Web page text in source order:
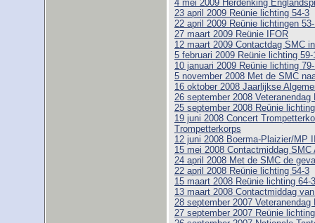
4 mei 2009 Herdenking
23 april 2009 Reünie lichting 54-3
22 april 2009 Reünie lichtingen
27 maart 2009 Reünie IFOR
12 maart 2009 Contactdag SMC
5 februari 2009 Reünie lichting
10 januari 2009 Reünie lichting
5 november 2008 Met de SMC
16 oktober 2008 Jaarlijkse
26 september 2008
25 september 2008 Reünie
19 juni 2008 Concert
Trompetterkorps
12 juni 2008 Boerma-Plaizier/MP
15 mei 2008 Contactmiddag
24 april 2008 Met de SMC de
22 april 2008 Reünie lichting 54-3
15 maart 2008 Reünie lichting 64-3
13 maart 2008 Contactmiddag
28 september 2007
27 september 2007 Reünie